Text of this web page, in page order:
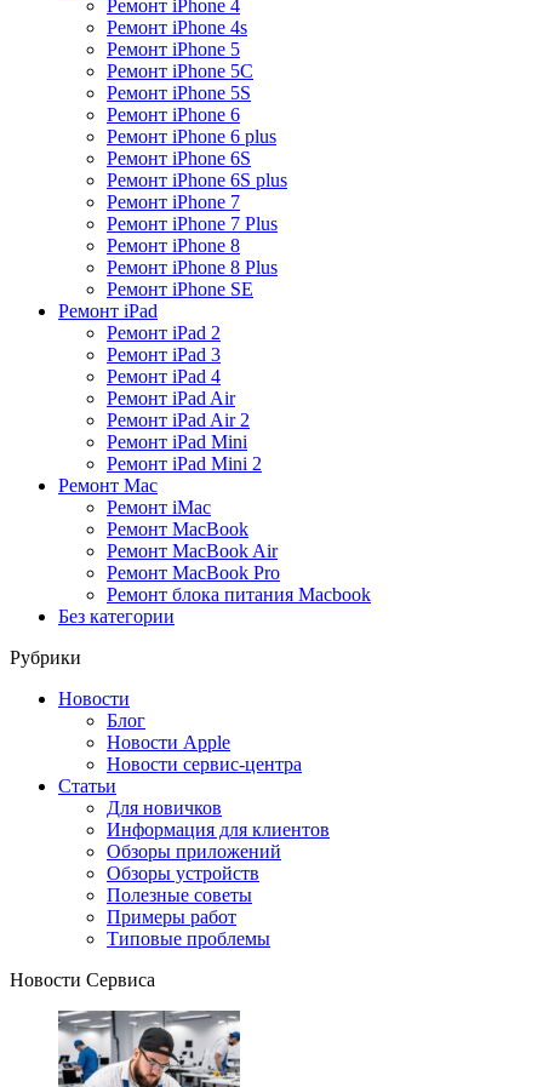
Ремонт iPhone 4
Ремонт iPhone 4s
Ремонт iPhone 5
Ремонт iPhone 5C
Ремонт iPhone 5S
Ремонт iPhone 6
Ремонт iPhone 6 plus
Ремонт iPhone 6S
Ремонт iPhone 6S plus
Ремонт iPhone 7
Ремонт iPhone 7 Plus
Ремонт iPhone 8
Ремонт iPhone 8 Plus
Ремонт iPhone SE
Ремонт iPad
Ремонт iPad 2
Ремонт iPad 3
Ремонт iPad 4
Ремонт iPad Air
Ремонт iPad Air 2
Ремонт iPad Mini
Ремонт iPad Mini 2
Ремонт Mac
Ремонт iMac
Ремонт MacBook
Ремонт MacBook Air
Ремонт MacBook Pro
Ремонт блока питания Macbook
Без категории
Рубрики
Новости
Блог
Новости Apple
Новости сервис-центра
Статьи
Для новичков
Информация для клиентов
Обзоры приложений
Обзоры устройств
Полезные советы
Примеры работ
Типовые проблемы
Новости Сервиса